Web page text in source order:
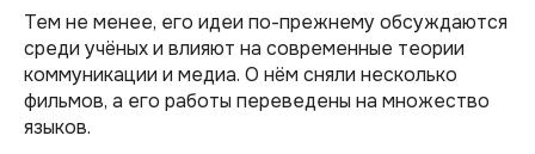
Тем не менее, его идеи по-прежнему обсуждаются
среди учёных и влияют на современные теории
коммуникации и медиа. О нём сняли несколько
фильмов, а его работы переведены на множество
языков.